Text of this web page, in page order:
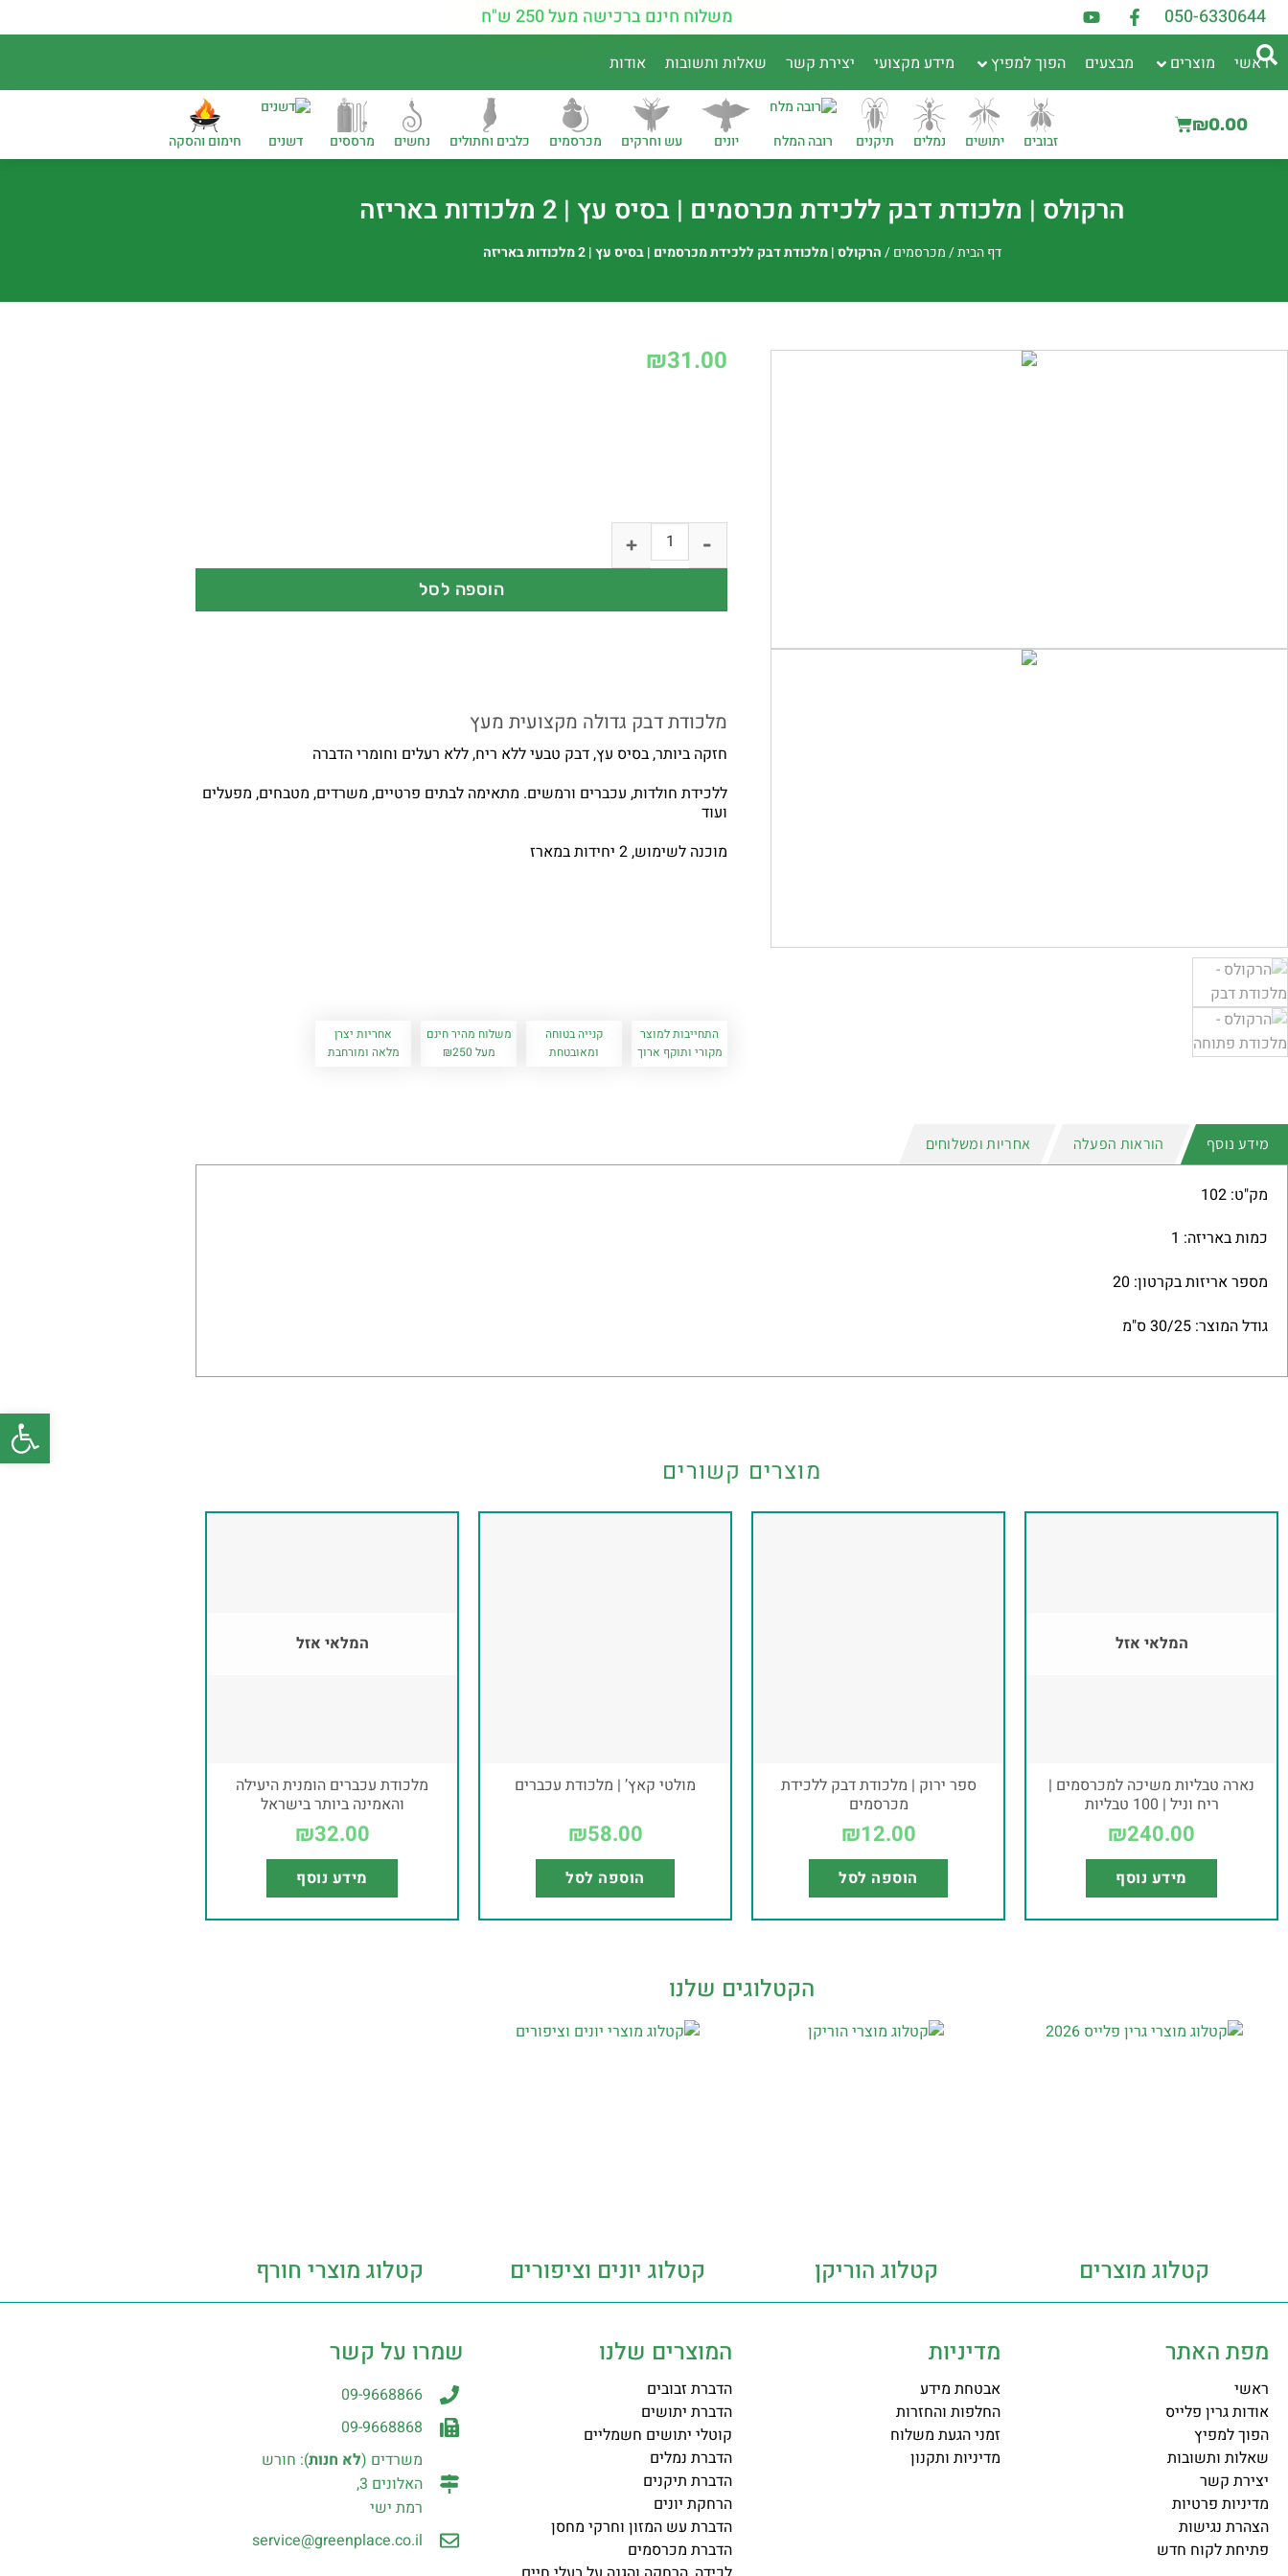
050-6330644 משלוח חינם ברכישה מעל 250 ש"ח
ראשי מוצרים מבצעים הפוך למפיץ מידע מקצועי יצירת קשר שאלות ותשובות אודות
₪0.00
זבובים יתושים נמלים תיקנים רובה המלח יונים עש וחרקים מכרסמים כלבים וחתולים נחשים מרססים דשנים חימום והסקה
הרקולס | מלכודת דבק ללכידת מכרסמים | בסיס עץ | 2 מלכודות באריזה
דף הבית/מכרסמים/הרקולס | מלכודת דבק ללכידת מכרסמים | בסיס עץ | 2 מלכודות באריזה
₪31.00
הוספה לסל
מלכודת דבק גדולה מקצועית מעץ
חזקה ביותר, בסיס עץ, דבק טבעי ללא ריח, ללא רעלים וחומרי הדברה
ללכידת חולדות, עכברים ורמשים. מתאימה לבתים פרטיים, משרדים, מטבחים, מפעלים
ועוד
מוכנה לשימוש, 2 יחידות במארז
התחייבות למוצר
מקורי ותוקף ארוך
קנייה בטוחה
ומאובטחת
משלוח מהיר חינם
מעל ₪250
אחריות יצרן
מלאה ומורחבת
מידע נוסף הוראות הפעלה אחריות ומשלוחים
מק"ט: 102
כמות באריזה: 1
מספר אריזות בקרטון: 20
גודל המוצר: 30/25 ס"מ
מוצרים קשורים
המלאי אזל
נארה טבליות משיכה למכרסמים |
ריח וניל | 100 טבליות
₪240.00
מידע נוסף
ספר ירוק | מלכודת דבק ללכידת
מכרסמים
₪12.00
הוספה לסל
מולטי קאץ’ | מלכודת עכברים
₪58.00
הוספה לסל
המלאי אזל
מלכודת עכברים הומנית היעילה
והאמינה ביותר בישראל
₪32.00
מידע נוסף
הקטלוגים שלנו
קטלוג מוצרים קטלוג הוריקן קטלוג יונים וציפורים קטלוג מוצרי חורף
מפת האתר
ראשי
אודות גרין פלייס
הפוך למפיץ
שאלות ותשובות
יצירת קשר
מדיניות פרטיות
הצהרת נגישות
פתיחת לקוח חדש
מדיניות
אבטחת מידע
החלפות והחזרות
זמני הגעת משלוח
מדיניות ותקנון
המוצרים שלנו
הדברת זבובים
הדברת יתושים
קוטלי יתושים חשמליים
הדברת נמלים
הדברת תיקנים
הרחקת יונים
הדברת עש המזון וחרקי מחסן
הדברת מכרסמים
שמרו על קשר
09-9668866
09-9668868
משרדים (לא חנות): חורש
האלונים 3,
רמת ישי
service@greenplace.co.il
פתח